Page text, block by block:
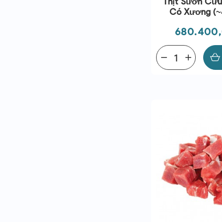
Có Xương
Giá
add
remove